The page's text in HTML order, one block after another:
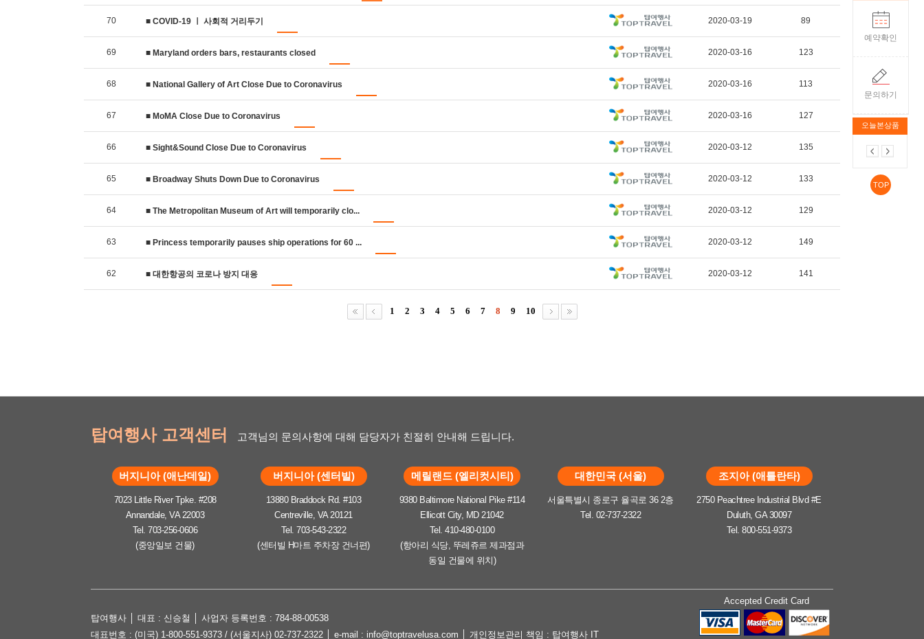
예약확인
문의하기
오늘본상품
TOP
70 ■ COVID-19 ㅣ 사회적 거리두기 2020-03-19 89
69 ■ Maryland orders bars, restaurants closed 2020-03-16 123
68 ■ National Gallery of Art Close Due to Coronavirus 2020-03-16 113
67 ■ MoMA Close Due to Coronavirus 2020-03-16 127
66 ■ Sight&Sound Close Due to Coronavirus 2020-03-12 135
65 ■ Broadway Shuts Down Due to Coronavirus 2020-03-12 133
64 ■ The Metropolitan Museum of Art will temporarily clo... 2020-03-12 129
63 ■ Princess temporarily pauses ship operations for 60 ... 2020-03-12 149
62 ■ 대한항공의 코로나 방지 대응 2020-03-12 141
1 2 3 4 5 6 7 8 9 10
탑여행사 고객센터 고객님의 문의사항에 대해 담당자가 친절히 안내해 드립니다.
버지니아 (애난데일)
7023 Little River Tpke. #208
Annandale, VA 22003
Tel. 703-256-0606
(중앙일보 건물)
버지니아 (센터빌)
13880 Braddock Rd. #103
Centreville, VA 20121
Tel. 703-543-2322
(센터빌 H마트 주차장 건너편)
메릴랜드 (엘리컷시티)
9380 Baltimore National Pike #114
Ellicott City, MD 21042
Tel. 410-480-0100
(항아리 식당, 뚜레쥬르 제과점과
동일 건물에 위치)
대한민국 (서울)
서울특별시 종로구 율곡로 36 2층
Tel. 02-737-2322
조지아 (애틀란타)
2750 Peachtree Industrial Blvd #E
Duluth, GA 30097
Tel. 800-551-9373
Accepted Credit Card
탑여행사 │ 대표 : 신승철 │ 사업자 등록번호 : 784-88-00538
대표번호 : (미국) 1-800-551-9373 / (서울지사) 02-737-2322 │ e-mail : info@toptravelusa.com │ 개인정보관리 책임 : 탑여행사 IT